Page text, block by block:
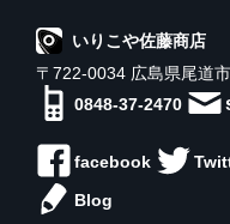
いりこや佐藤商店
〒722-0034 広島県尾道
0848-37-2470
facebook
Blog